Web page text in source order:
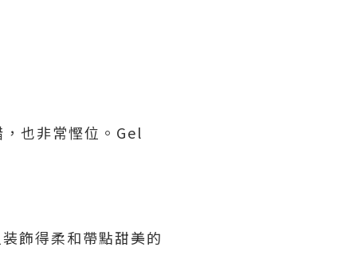
也非常慳位。Gel
飾得柔和帶點甜美的